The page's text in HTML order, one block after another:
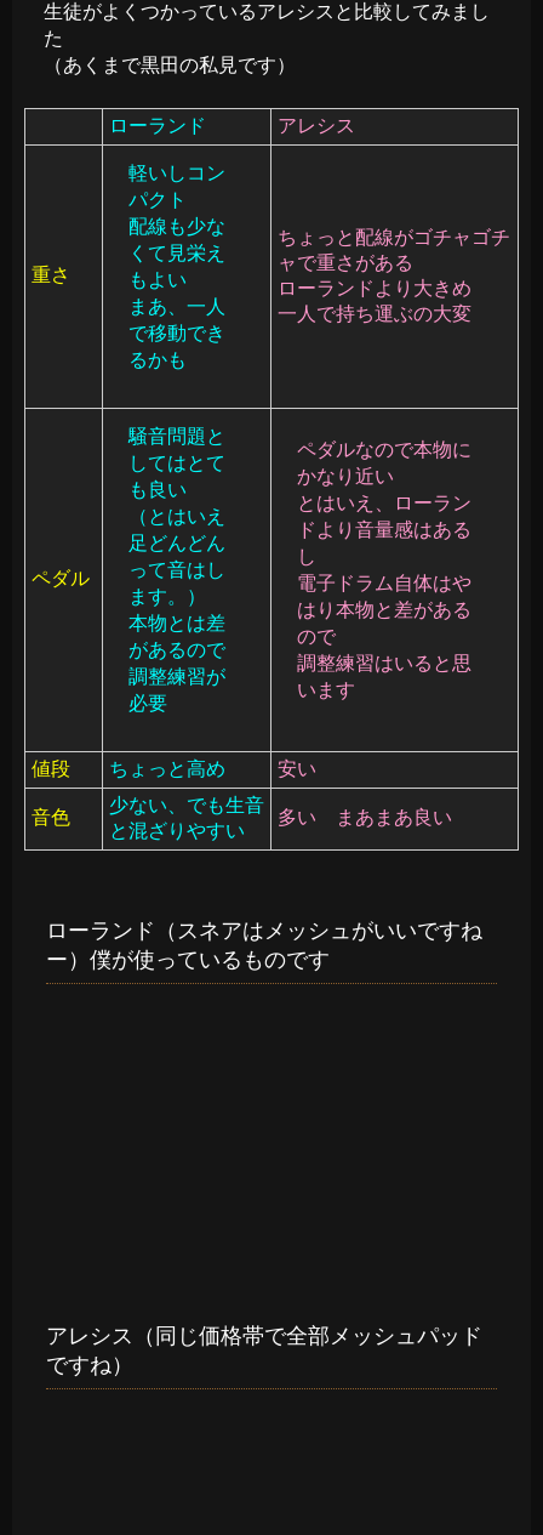
生徒がよくつかっているアレシスと比較してみまし
た
（あくまで黒田の私見です）
ローランド アレシス
重さ
軽いしコン
パクト
配線も少な
くて見栄え
もよい
まあ、一人
で移動でき
るかも
ちょっと配線がゴチャゴチ
ャで重さがある
ローランドより大きめ
一人で持ち運ぶの大変
ペダル
騒音問題と
してはとて
も良い
（とはいえ
足どんどん
って音はし
ます。）
本物とは差
があるので
調整練習が
必要
ペダルなので本物に
かなり近い
とはいえ、ローラン
ドより音量感はある
し
電子ドラム自体はや
はり本物と差がある
ので
調整練習はいると思
います
値段 ちょっと高め 安い
音色
少ない、でも生音
と混ざりやすい
多い まあまあ良い
ローランド（スネアはメッシュがいいですね
ー）僕が使っているものです
アレシス（同じ価格帯で全部メッシュパッド
ですね）